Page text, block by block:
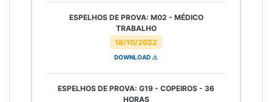
18/10/2022
ESPELHOS DE PROVA: M02 - MÉDICO
TRABALHO
DOWNLOAD
ESPELHOS DE PROVA: G19 - COPEIROS - 36
HORAS